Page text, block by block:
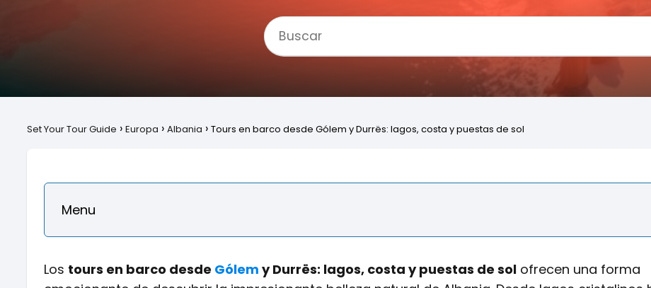
Set Your Tour Guide Europa Albania Tours en barco desde Gólem y Durrës: lagos, costa y puestas de sol
Menu
Los tours en barco desde Gólem y Durrës: lagos, costa y puestas de sol ofrecen una forma